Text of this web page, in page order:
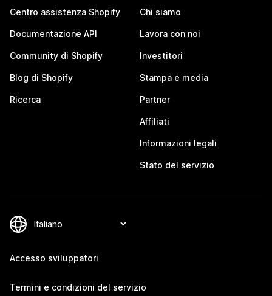
Centro assistenza Shopify
Documentazione API
Community di Shopify
Blog di Shopify
Ricerca
Chi siamo
Lavora con noi
Investitori
Stampa e media
Partner
Affiliati
Informazioni legali
Stato del servizio
Accesso sviluppatori
Termini e condizioni del servizio